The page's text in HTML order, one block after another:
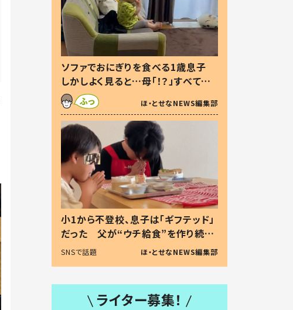
ソファでおにぎりを食べる1歳息子
しかしよく見ると…母「！？」すべてを
察した母の投稿に「可愛いから許
す！」「現行犯〜」
ほ・とせなNEWS編集部
小1から不登校、息子は「ギフテッド」
だった 父が“ウチ給食”を作り続け
る理由とは #令和の親 #令和の子
SNSで話題 ほ・とせなNEWS編集部
ライター募集！